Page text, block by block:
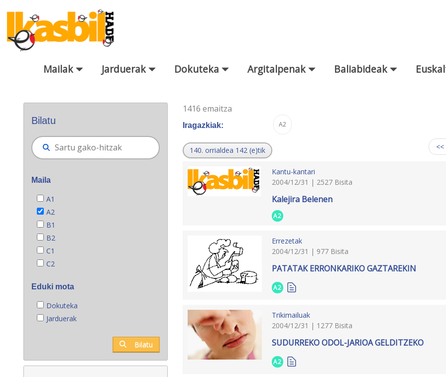
Eduki nagusira joan
Mailak Jarduerak Dokuteka Argitalpenak Baliabideak
Bilatu
Maila
A1
A2
B1
B2
C1
C2
Eduki mota
Dokuteka
Jarduerak
Bilatu
1416 emaitza
Iragazkiak: A2
140. orrialdea 142 (e)tik
Kantu-kantari
2004/12/31 | 2527 Bisita
Kalejira Belenen
A2
Errezetak
2004/12/31 | 977 Bisita
PATATAK ERRONKARIKO GAZTAREKIN
A2
Trikimailuak
2004/12/31 | 1277 Bisita
SUDURREKO ODOL-JARIOA GELDITZEKO
A2